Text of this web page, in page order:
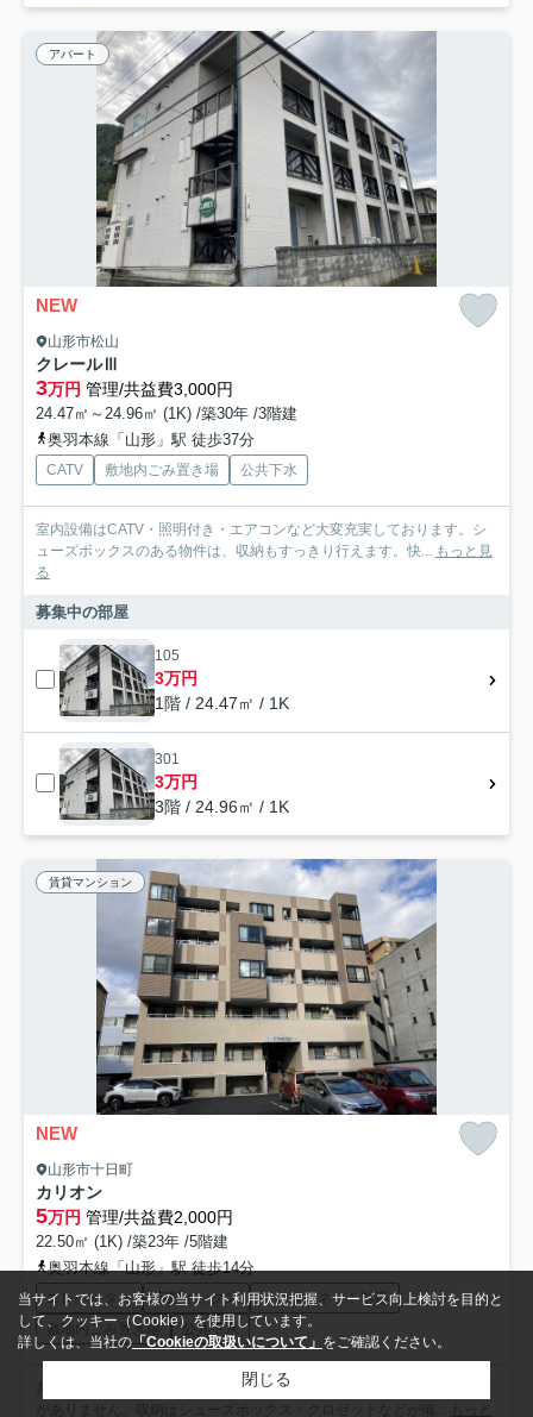
アパート
NEW
山形市松山
クレールⅢ
3万円 管理/共益費3,000円
24.47㎡～24.96㎡ (1K) /築30年 /3階建
奥羽本線「山形」駅 徒歩37分
CATV 敷地内ごみ置き場 公共下水
室内設備はCATV・照明付き・エアコンなど大変充実しております。シ
ューズボックスのある物件は、収納もすっきり行えます。快...
もっと見
る
募集中の部屋
105
3万円
1階 / 24.47㎡ / 1K
301
3万円
3階 / 24.96㎡ / 1K
賃貸マンション
NEW
山形市十日町
カリオン
5万円 管理/共益費2,000円
22.50㎡ (1K) /築23年 /5階建
奥羽本線「山形」駅 徒歩14分
エレベーター 宅配ボックス
インターネット対応
敷地内ごみ置き場
公共下水
共用部には宅配ボックスが付いているため、対面で荷物を受け取る必要
がありません。収納はシューズボックス・クロゼットなどが備...
もっと
当サイトでは、お客様の当サイト利用状況把握、サービス向上検討を目的と
して、クッキー（Cookie）を使用しています。
詳しくは、当社の「Cookieの取扱いについて」 をご確認ください。
閉じる